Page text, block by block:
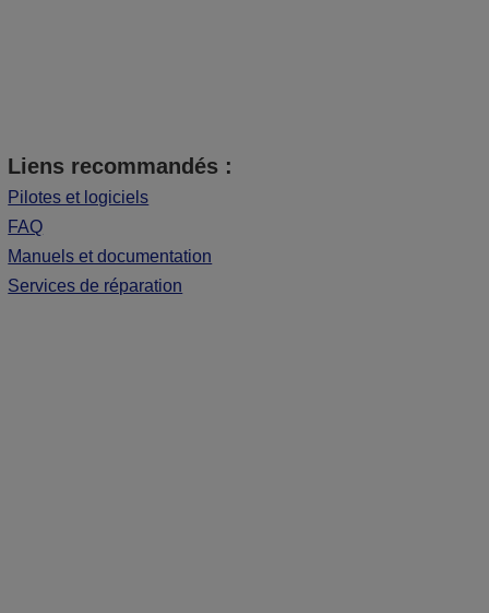
Liens recommandés :
Pilotes et logiciels
FAQ
Manuels et documentation
Services de réparation